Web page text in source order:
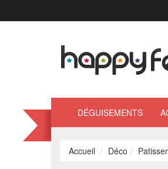
DÉGUISEMENTS
Accueil Déco